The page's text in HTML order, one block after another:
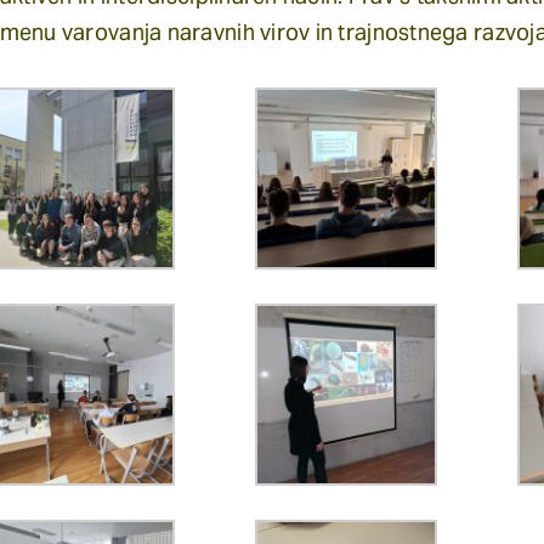
varovanja naravnih virov in trajnostnega